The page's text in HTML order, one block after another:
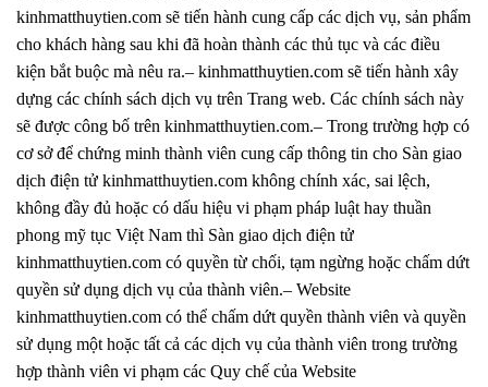
kinhmatthuytien.com sẽ tiến hành cung cấp các dịch vụ, sản phẩm
cho khách hàng sau khi đã hoàn thành các thủ tục và các điều
kiện bắt buộc mà nêu ra.– kinhmatthuytien.com sẽ tiến hành xây
dựng các chính sách dịch vụ trên Trang web. Các chính sách này
sẽ được công bố trên kinhmatthuytien.com.– Trong trường hợp có
cơ sở để chứng minh thành viên cung cấp thông tin cho Sàn giao
dịch điện tử kinhmatthuytien.com không chính xác, sai lệch,
không đầy đủ hoặc có dấu hiệu vi phạm pháp luật hay thuần
phong mỹ tục Việt Nam thì Sàn giao dịch điện tử
kinhmatthuytien.com có quyền từ chối, tạm ngừng hoặc chấm dứt
quyền sử dụng dịch vụ của thành viên.– Website
kinhmatthuytien.com có thể chấm dứt quyền thành viên và quyền
sử dụng một hoặc tất cả các dịch vụ của thành viên trong trường
hợp thành viên vi phạm các Quy chế của Website